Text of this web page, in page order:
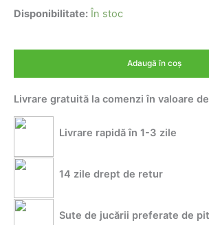
inițial
247,20
Disponibilitate: În stoc
Evolution
5
in
M
38-
Adaugă în coș
Livrare gratuită la comenzi în valoare
Livrare rapidă în 1-3 zile
14 zile drept de retur
Sute de jucării preferate de